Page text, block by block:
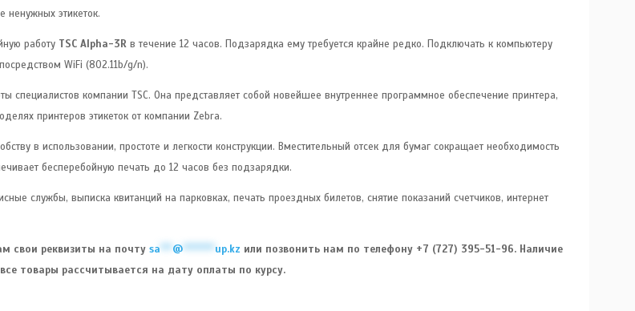
ненужных этикеток.
работу TSC Alpha-3R в течение 12 часов. Подзарядка ему требуется крайне редко. Подключать к компьютеру
WiFi (802.11b/g/n).
специалистов компании TSC. Она представляет собой новейшее внутреннее программное обеспечение принтера,
принтеров этикеток от компании Zebra.
в использовании, простоте и легкости конструкции. Вместительный отсек для бумаг сокращает необходимость
бесперебойную печать до 12 часов без подзарядки.
службы, выписка квитанций на парковках, печать проездных билетов, снятие показаний счетчиков, интернет
свои реквизиты на почту sa *** @******** up.kz или позвонить нам по телефону +7 (727) 395-51-96. Наличие
товары рассчитывается на дату оплаты по курсу.